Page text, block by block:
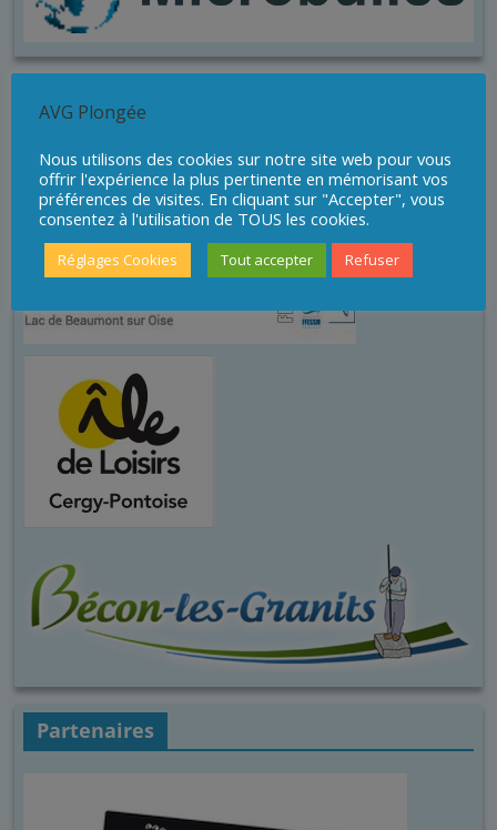
Sites de plongée
Partenaires
AVG Plongée
Nous utilisons des cookies sur notre site web pour vous
offrir l'expérience la plus pertinente en mémorisant vos
préférences de visites. En cliquant sur "Accepter", vous
consentez à l'utilisation de TOUS les cookies.
Réglages Cookies Tout accepter Refuser